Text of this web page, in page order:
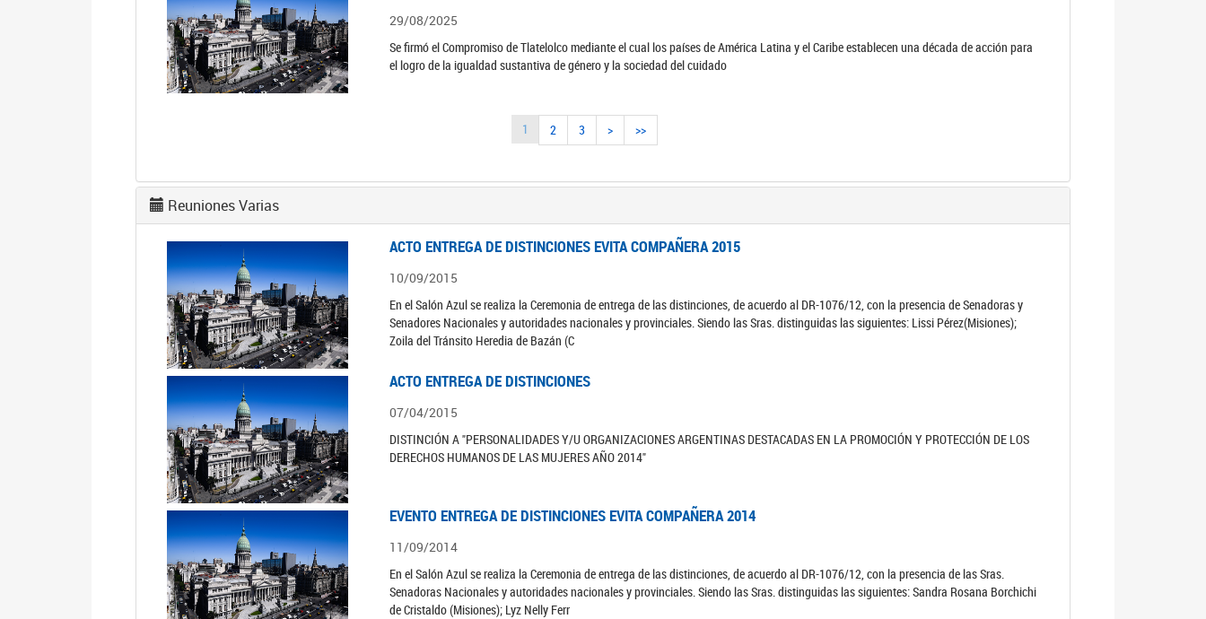
29/08/2025
Se firmó el Compromiso de Tlatelolco mediante el cual los países de América Latina y el Caribe establecen una década de acción para
el logro de la igualdad sustantiva de género y la sociedad del cuidado
1 2 3 > >>
Reuniones Varias
ACTO ENTREGA DE DISTINCIONES EVITA COMPAÑERA 2015
10/09/2015
En el Salón Azul se realiza la Ceremonia de entrega de las distinciones, de acuerdo al DR-1076/12, con la presencia de Senadoras y
Senadores Nacionales y autoridades nacionales y provinciales. Siendo las Sras. distinguidas las siguientes: Lissi Pérez(Misiones);
Zoila del Tránsito Heredia de Bazán (C
ACTO ENTREGA DE DISTINCIONES
07/04/2015
DISTINCIÓN A "PERSONALIDADES Y/U ORGANIZACIONES ARGENTINAS DESTACADAS EN LA PROMOCIÓN Y PROTECCIÓN DE LOS
DERECHOS HUMANOS DE LAS MUJERES AÑO 2014"
EVENTO ENTREGA DE DISTINCIONES EVITA COMPAÑERA 2014
11/09/2014
En el Salón Azul se realiza la Ceremonia de entrega de las distinciones, de acuerdo al DR-1076/12, con la presencia de las Sras.
Senadoras Nacionales y autoridades nacionales y provinciales. Siendo las Sras. distinguidas las siguientes: Sandra Rosana Borchichi
de Cristaldo (Misiones); Lyz Nelly Ferr